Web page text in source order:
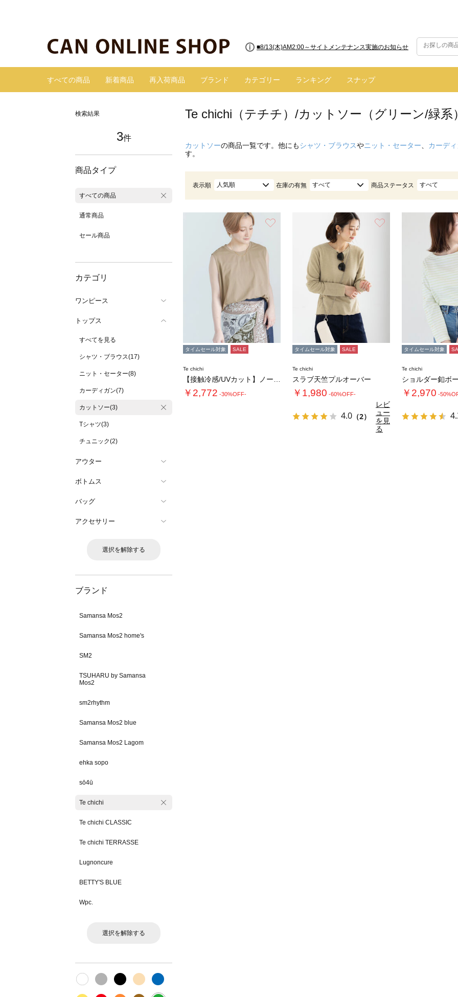
■8/13(木)AM2:00～サイトメンテナンス実施のお知らせ
すべての商品 新着商品 再入荷商品 ブランド カテゴリー ランキング スナップ
検索結果
3件
商品タイプ
すべての商品
通常商品
セール商品
カテゴリ
ワンピース
トップス
すべてを見る
シャツ・ブラウス(17)
ニット・セーター(8)
カーディガン(7)
カットソー(3)
Tシャツ(3)
チュニック(2)
アウター
ボトムス
バッグ
アクセサリー
選択を解除する
ブランド
Samansa Mos2
Samansa Mos2 home's
SM2
TSUHARU by Samansa
Mos2
sm2rhythm
Samansa Mos2 blue
Samansa Mos2 Lagom
ehka sopo
sō4ū
Te chichi
Te chichi CLASSIC
Te chichi TERRASSE
Lugnoncure
BETTY'S BLUE
Wpc.
選択を解除する
Te chichi（テチチ）/カットソー（グリーン/緑系
カットソーの商品一覧です。他にもシャツ・ブラウスやニット・セーター
カーデ
す。
表示順 人気順 在庫の有無 すべて 商品ステータス すべて
タイムセール対象 SALE
Te chichi
￥2,772 -30%OFF-
タイムセール対象 SALE
Te chichi
スラブ天竺プルオーバー
￥1,980 -60%OFF-
4.0 （2）
レビ
ュー
を見
る
タイムセール対象
Te chichi
￥2,970 -